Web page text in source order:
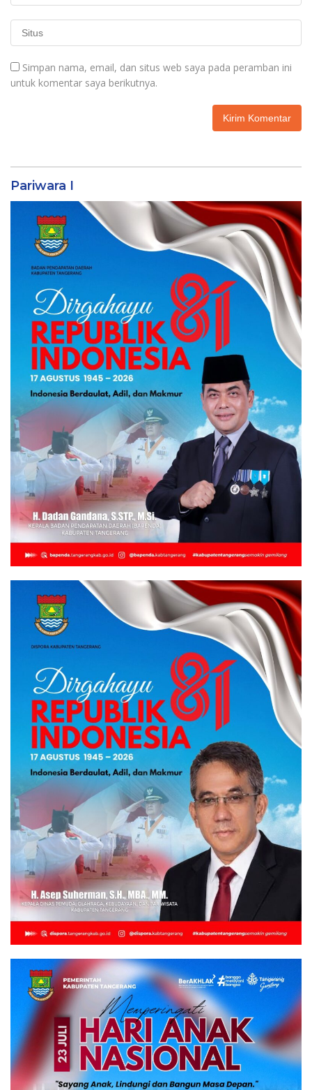
Simpan nama, email, dan situs web saya pada peramban ini
untuk komentar saya berikutnya.
Pariwara I